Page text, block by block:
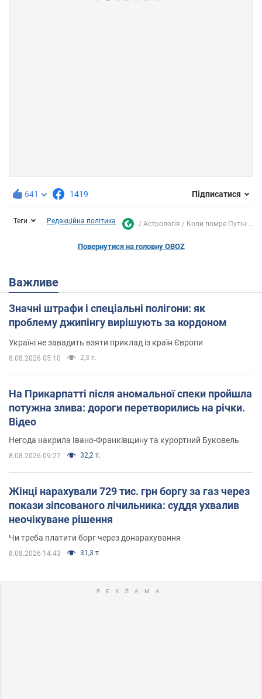
641 1419 Підписатися
Теги Редакційна політика Астрологія Коли помре Путін:...
Повернутися на головну OBOZ
Важливе
Значні штрафи і спеціальні полігони: як
проблему джипінгу вирішують за кордоном
Україні не завадить взяти приклад із країн Європи
8.08.2026 05:10 2,3 т.
На Прикарпатті після аномальної спеки пройшла
потужна злива: дороги перетворились на річки.
Відео
Негода накрила Івано-Франківщину та курортний Буковель
8.08.2026 09:27 32,2 т.
Жінці нарахували 729 тис. грн боргу за газ через
покази зіпсованого лічильника: суддя ухвалив
неочікуване рішення
Чи треба платити борг через донарахування
8.08.2026 14:43 31,3 т.